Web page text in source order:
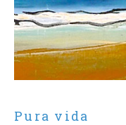
Pura vida